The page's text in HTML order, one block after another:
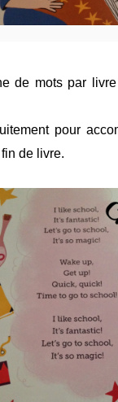
de mots par
pour
de livre.